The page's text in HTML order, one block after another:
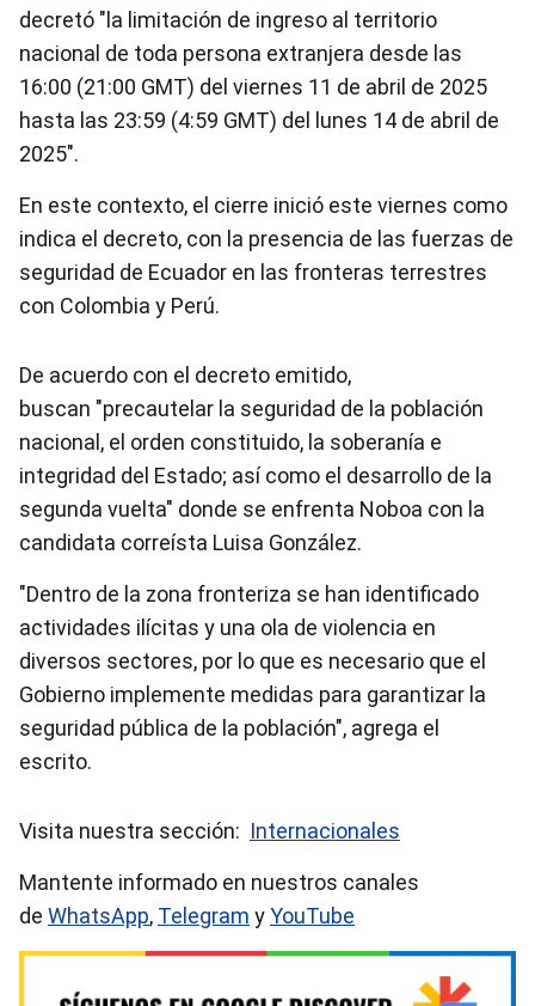
decretó "la limitación de ingreso al territorio
nacional de toda persona extranjera desde las
16:00 (21:00 GMT) del viernes 11 de abril de 2025
hasta las 23:59 (4:59 GMT) del lunes 14 de abril de
2025".
En este contexto, el cierre inició este viernes como
indica el decreto, con la presencia de las fuerzas de
seguridad de Ecuador en las fronteras terrestres
con Colombia y Perú.
De acuerdo con el decreto emitido,
buscan "precautelar la seguridad de la población
nacional, el orden constituido, la soberanía e
integridad del Estado; así como el desarrollo de la
segunda vuelta" donde se enfrenta Noboa con la
candidata correísta Luisa González.
"Dentro de la zona fronteriza se han identificado
actividades ilícitas y una ola de violencia en
diversos sectores, por lo que es necesario que el
Gobierno implemente medidas para garantizar la
seguridad pública de la población", agrega el
escrito.
Visita nuestra sección: Internacionales
Mantente informado en nuestros canales
de WhatsApp, Telegram yYouTube